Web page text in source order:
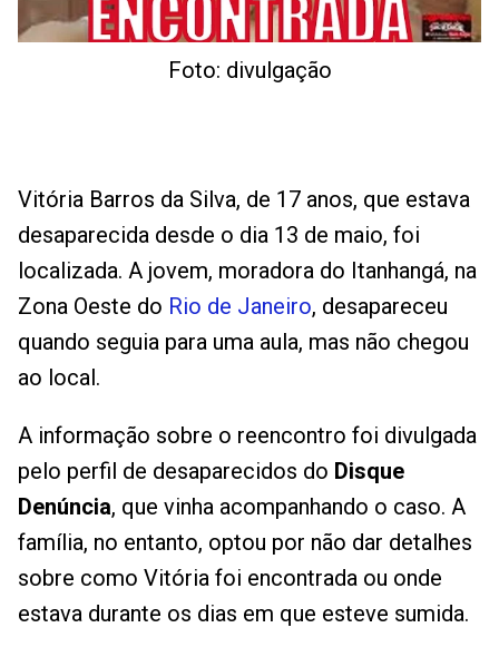
Foto: divulgação
Vitória Barros da Silva, de 17 anos, que estava
desaparecida desde o dia 13 de maio, foi
localizada. A jovem, moradora do Itanhangá, na
Zona Oeste do Rio de Janeiro, desapareceu
quando seguia para uma aula, mas não chegou
ao local.
A informação sobre o reencontro foi divulgada
pelo perfil de desaparecidos do Disque
Denúncia, que vinha acompanhando o caso. A
família, no entanto, optou por não dar detalhes
sobre como Vitória foi encontrada ou onde
estava durante os dias em que esteve sumida.